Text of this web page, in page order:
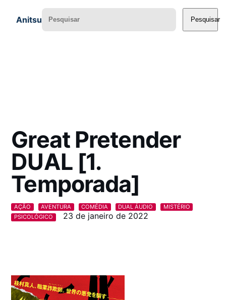
Anitsu Pesquisar
Great Pretender
DUAL [1.
Temporada]
AÇÃO AVENTURA COMÉDIA DUAL ÁUDIO
MISTÉRIO
PSICOLÓGICO
23 de janeiro de 2022